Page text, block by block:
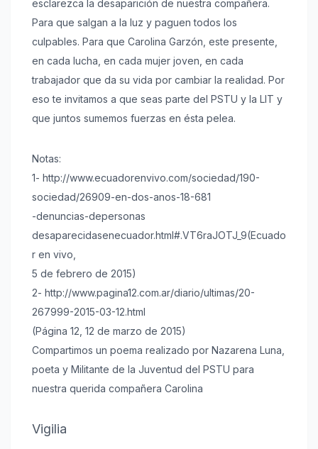
esclarezca la desaparición de nuestra compañera.
Para que salgan a la luz y paguen todos los
culpables. Para que Carolina Garzón, este presente,
en cada lucha, en cada mujer joven, en cada
trabajador que da su vida por cambiar la realidad. Por
eso te invitamos a que seas parte del PSTU y la LIT y
que juntos sumemos fuerzas en ésta pelea.
Notas:
1- http://www.ecuadorenvivo.com/sociedad/190-
sociedad/26909-en-dos-anos-18-681
-denuncias-depersonas
desaparecidasenecuador.html#.VT6raJOTJ_9(Ecuado
r en vivo,
5 de febrero de 2015)
2- http://www.pagina12.com.ar/diario/ultimas/20-
267999-2015-03-12.html
(Página 12, 12 de marzo de 2015)
Compartimos un poema realizado por Nazarena Luna,
poeta y Militante de la Juventud del PSTU para
nuestra querida compañera Carolina
Vigilia